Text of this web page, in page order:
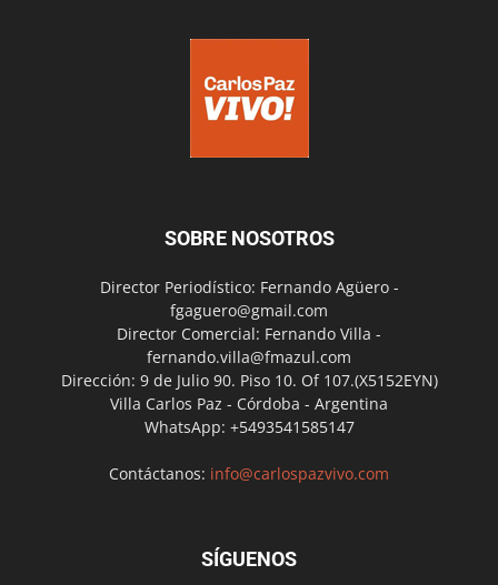
SOBRE NOSOTROS
Director Periodístico: Fernando Agüero -
fgaguero@gmail.com
Director Comercial: Fernando Villa -
fernando.villa@fmazul.com
Dirección: 9 de Julio 90. Piso 10. Of 107.(X5152EYN)
Villa Carlos Paz - Córdoba - Argentina
WhatsApp: +5493541585147
Contáctanos: info@carlospazvivo.com
SÍGUENOS